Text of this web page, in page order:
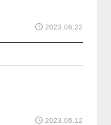
2023.06.22
2023.06.12